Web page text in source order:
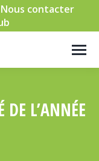
Nous contacter
DE L’ANNÉE